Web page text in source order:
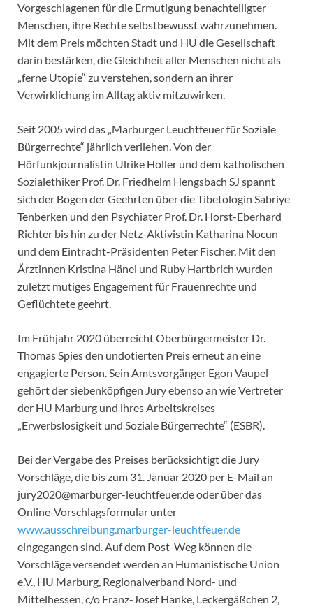
Vorgeschlagenen für die Ermutigung benachteiligter
Menschen, ihre Rechte selbstbewusst wahrzunehmen.
Mit dem Preis möchten Stadt und HU die Gesellschaft
darin bestärken, die Gleichheit aller Menschen nicht als
„ferne Utopie“ zu verstehen, sondern an ihrer
Verwirklichung im Alltag aktiv mitzuwirken.
Seit 2005 wird das „Marburger Leuchtfeuer für Soziale
Bürgerrechte“ jährlich verliehen. Von der
Hörfunkjournalistin Ulrike Holler und dem katholischen
Sozialethiker Prof. Dr. Friedhelm Hengsbach SJ spannt
sich der Bogen der Geehrten über die Tibetologin Sabriye
Tenberken und den Psychiater Prof. Dr. Horst-Eberhard
Richter bis hin zu der Netz-Aktivistin Katharina Nocun
und dem Eintracht-Präsidenten Peter Fischer. Mit den
Ärztinnen Kristina Hänel und Ruby Hartbrich wurden
zuletzt mutiges Engagement für Frauenrechte und
Geflüchtete geehrt.
Im Frühjahr 2020 überreicht Oberbürgermeister Dr.
Thomas Spies den undotierten Preis erneut an eine
engagierte Person. Sein Amtsvorgänger Egon Vaupel
gehört der siebenköpfigen Jury ebenso an wie Vertreter
der HU Marburg und ihres Arbeitskreises
„Erwerbslosigkeit und Soziale Bürgerrechte“ (ESBR).
Bei der Vergabe des Preises berücksichtigt die Jury
Vorschläge, die bis zum 31. Januar 2020 per E-Mail an
jury2020@marburger-leuchtfeuer.de oder über das
Online-Vorschlagsformular unter
www.ausschreibung.marburger-leuchtfeuer.de
eingegangen sind. Auf dem Post-Weg können die
Vorschläge versendet werden an Humanistische Union
e.V., HU Marburg, Regionalverband Nord- und
Mittelhessen, c/o Franz-Josef Hanke, Leckergäßchen 2,